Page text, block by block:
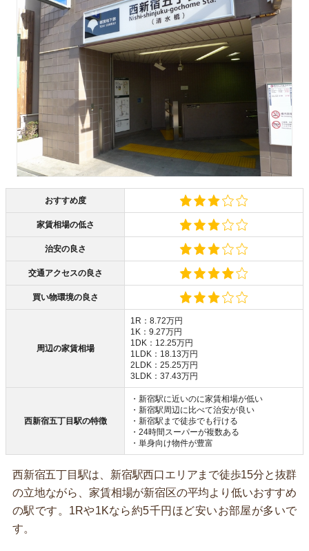
おすすめ度
家賃相場の低さ
治安の良さ
交通アクセスの良さ
買い物環境の良さ
周辺の家賃相場
1R：8.72万円
1K：9.27万円
1DK：12.25万円
1LDK：18.13万円
2LDK：25.25万円
3LDK：37.43万円
西新宿五丁目駅の特徴
・新宿駅に近いのに家賃相場が低い
・新宿駅周辺に比べて治安が良い
・新宿駅まで徒歩でも行ける
・24時間スーパーが複数ある
・単身向け物件が豊富
西新宿五丁目駅は、新宿駅西口エリアまで徒歩15分と抜群
の立地ながら、家賃相場が新宿区の平均より低いおすすめ
の駅です。1Rや1Kなら約5千円ほど安いお部屋が多いで
す。